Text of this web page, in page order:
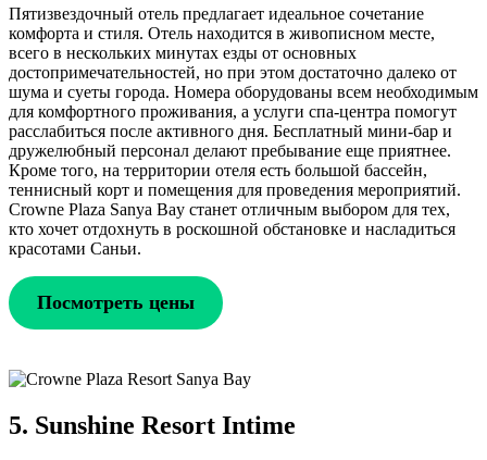
Пятизвездочный отель предлагает идеальное сочетание
комфорта и стиля. Отель находится в живописном месте,
всего в нескольких минутах езды от основных
достопримечательностей, но при этом достаточно далеко от
шума и суеты города. Номера оборудованы всем необходимым
для комфортного проживания, а услуги спа-центра помогут
расслабиться после активного дня. Бесплатный мини-бар и
дружелюбный персонал делают пребывание еще приятнее.
Кроме того, на территории отеля есть большой бассейн,
теннисный корт и помещения для проведения мероприятий.
Crowne Plaza Sanya Bay станет отличным выбором для тех,
кто хочет отдохнуть в роскошной обстановке и насладиться
красотами Саньи.
Посмотреть цены
5. Sunshine Resort Intime